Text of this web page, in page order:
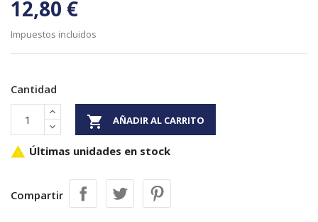
12,80 €
Impuestos incluidos
Cantidad
 AÑADIR AL CARRITO
 Últimas unidades en stock
Compartir